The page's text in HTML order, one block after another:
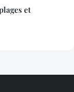
et